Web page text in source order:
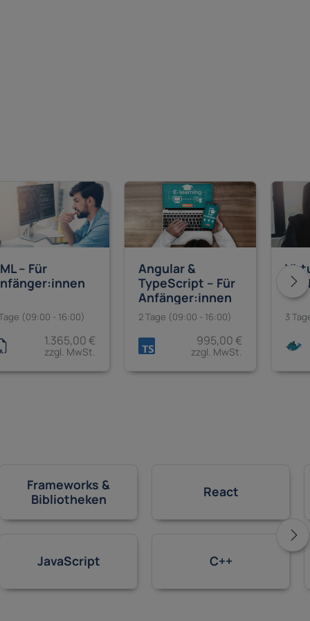
– Für
(09:00 - 16:00)
1.365,00 €
zzgl. MwSt.
Angular &
TypeScript – Für
Anfänger:innen
2 Tage (09:00 - 16:00)
995,00 €
zzgl. MwSt.
3
Frameworks &
Bibliotheken
JavaScript
React
C++